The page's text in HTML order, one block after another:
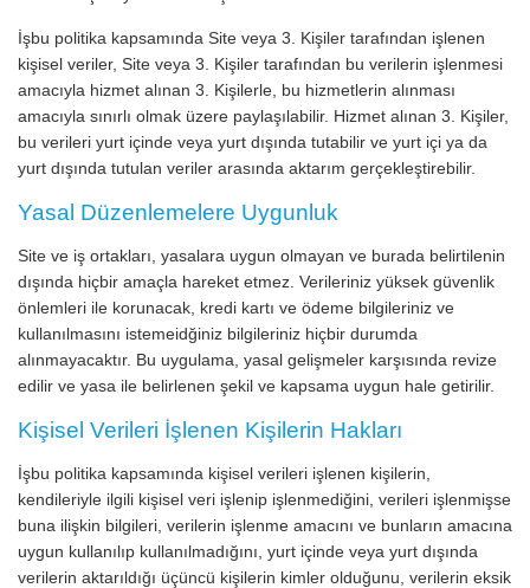
İşbu politika kapsamında Site veya 3. Kişiler tarafından işlenen
kişisel veriler, Site veya 3. Kişiler tarafından bu verilerin işlenmesi
amacıyla hizmet alınan 3. Kişilerle, bu hizmetlerin alınması
amacıyla sınırlı olmak üzere paylaşılabilir. Hizmet alınan 3. Kişiler,
bu verileri yurt içinde veya yurt dışında tutabilir ve yurt içi ya da
yurt dışında tutulan veriler arasında aktarım gerçekleştirebilir.
Yasal Düzenlemelere Uygunluk
Site ve iş ortakları, yasalara uygun olmayan ve burada belirtilenin
dışında hiçbir amaçla hareket etmez. Verileriniz yüksek güvenlik
önlemleri ile korunacak, kredi kartı ve ödeme bilgileriniz ve
kullanılmasını istemeidğiniz bilgileriniz hiçbir durumda
alınmayacaktır. Bu uygulama, yasal gelişmeler karşısında revize
edilir ve yasa ile belirlenen şekil ve kapsama uygun hale getirilir.
Kişisel Verileri İşlenen Kişilerin Hakları
İşbu politika kapsamında kişisel verileri işlenen kişilerin,
kendileriyle ilgili kişisel veri işlenip işlenmediğini, verileri işlenmişse
buna ilişkin bilgileri, verilerin işlenme amacını ve bunların amacına
uygun kullanılıp kullanılmadığını, yurt içinde veya yurt dışında
verilerin aktarıldığı üçüncü kişilerin kimler olduğunu, verilerin eksik